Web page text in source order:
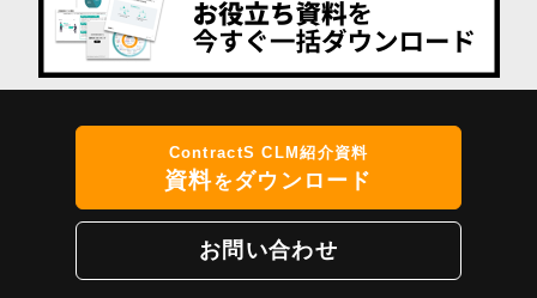
ContractS CLM紹介資料
資料をダウンロード
お問い合わせ